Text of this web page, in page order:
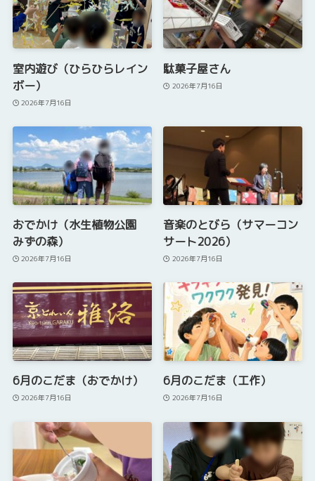
室内遊び（ひらひらレイン
ボー）
2026年7月16日
駄菓子屋さん
2026年7月16日
おでかけ（水生植物公園
みずの森）
2026年7月16日
音楽のとびら（サマーコン
サート2026）
2026年7月16日
6月のこだま（おでかけ）
2026年7月16日
6月のこだま（工作）
2026年7月16日